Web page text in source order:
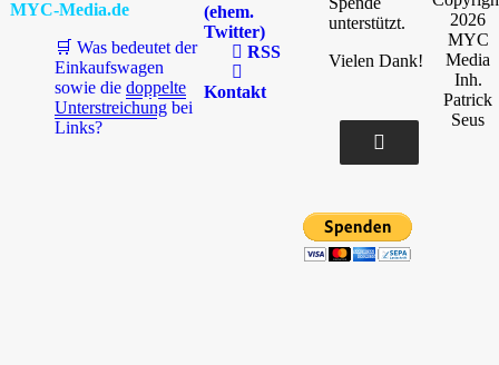
MYC-Media.de
🛒 Was bedeutet der
Einkaufswagen
sowie die doppelte
Unterstreichung bei
Links?
(ehem.
Twitter)
RSS
Kontakt
unterstützt.
Vielen Dank!
2026
MYC
Media
Inh.
Patrick
Seus